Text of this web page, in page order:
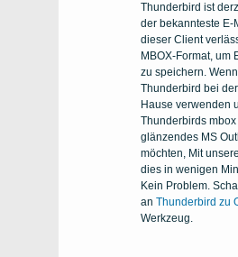
Thunderbird ist
der bekannteste E-
dieser Client
MBOX-Format, um
zu speichern.
Thunderbird bei
Hause verwenden
Thunderbirds
glänzendes MS
möchten, Mit
dies in wenigen
Kein Problem.
an Thunderbird zu
Werkzeug.